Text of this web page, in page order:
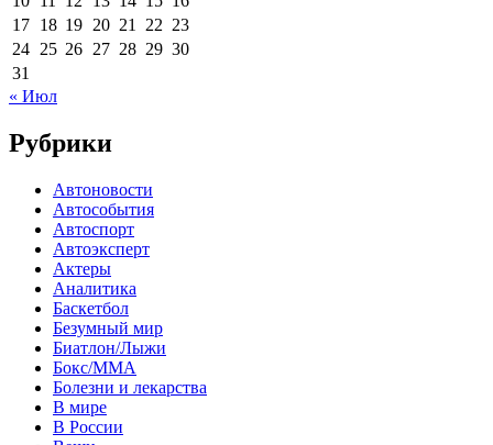
17 18 19 20 21 22 23
24 25 26 27 28 29 30
31
« Июл
Рубрики
Автоновости
Автособытия
Автоспорт
Автоэксперт
Актеры
Аналитика
Баскетбол
Безумный мир
Биатлон/Лыжи
Бокс/MMA
Болезни и лекарства
В мире
В России